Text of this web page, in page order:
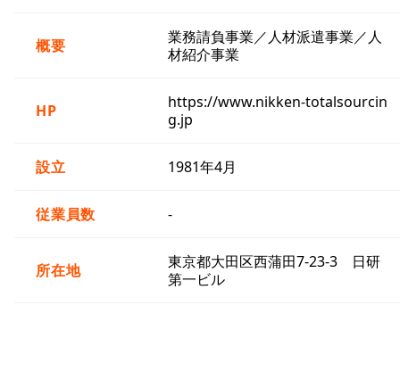
概要
業務請負事業／人材派遣事業／人
材紹介事業
HP
https://www.nikken-totalsourcin
g.jp
設立 1981年4月
従業員数 -
所在地
東京都大田区西蒲田7-23-3 日研
第一ビル